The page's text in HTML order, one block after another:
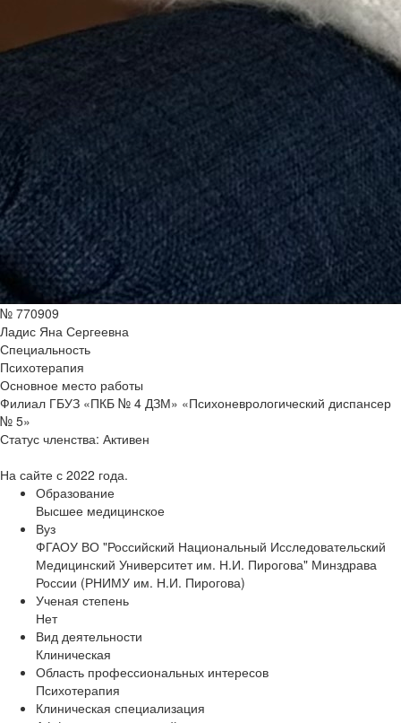
№ 770909
Ладис Яна Сергеевна
Специальность
Психотерапия
Основное место работы
Филиал ГБУЗ «ПКБ № 4 ДЗМ» «Психоневрологический диспансер
№ 5»
Статус членства: Активен
На сайте с 2022 года.
Образование
Высшее медицинское
Вуз
ФГАОУ ВО "Российский Национальный Исследовательский
Медицинский Университет им. Н.И. Пирогова" Минздрава
России (РНИМУ им. Н.И. Пирогова)
Ученая степень
Нет
Вид деятельности
Клиническая
Область профессиональных интересов
Психотерапия
Клиническая специализация